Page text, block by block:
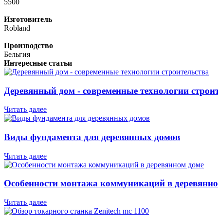
Изготовитель
Robland
Производство
Бельгия
Интересные статьи
Деревянный дом - современные технологии
Читать далее
Виды фундамента для деревянных домов
Читать далее
Особенности монтажа коммуникаций в
Читать далее